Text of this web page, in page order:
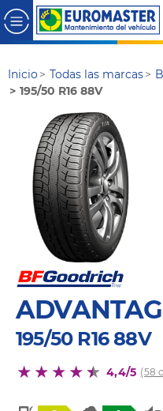
Inicio Todas las marcas
195/50 R16 88V
195/50 R16 88V
4,4/5 (58